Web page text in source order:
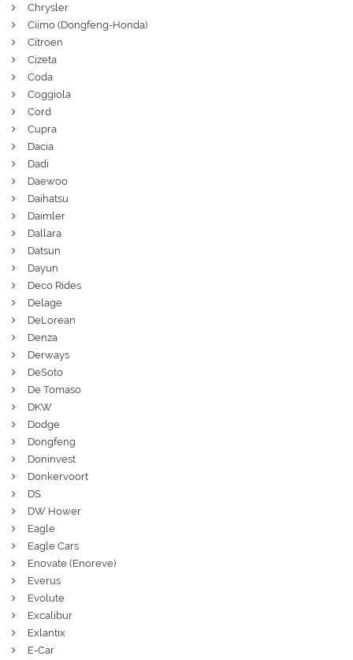
Chrysler
Ciimo (Dongfeng-Honda)
Citroen
Cizeta
Coda
Coggiola
Cord
Cupra
Dacia
Dadi
Daewoo
Daihatsu
Daimler
Dallara
Datsun
Dayun
Deco Rides
Delage
DeLorean
Denza
Derways
DeSoto
De Tomaso
DKW
Dodge
Dongfeng
Doninvest
Donkervoort
DS
DW Hower
Eagle
Eagle Cars
Enovate (Enoreve)
Everus
Evolute
Excalibur
Exlantix
E-Car